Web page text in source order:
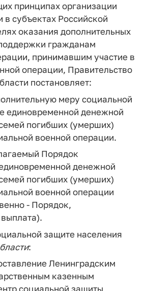
принципах организации
в субъектах Российской
оказания дополнительных
гражданам
принимавшим участие в
операции, Правительство
постановляет:
меру социальной
единовременной денежной
погибших (умерших)
военной операции.
Порядок
денежной
погибших (умерших)
военной операции
- Порядок,
защите населения
:
Ленинградским
казенным
социальной защиты